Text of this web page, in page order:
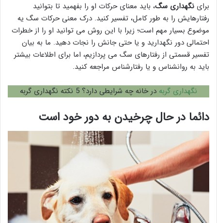
برای نگهداری سگ، باید معنای حرکات او را بفهمید تا بتوانید
رفتارهایش را به طور کامل، تفسیر کنید. درک معنی حرکات سگ یه
موضوع بسیار مهم است؛ زیرا با این روش می توانید او را از خطرات
احتمالی دور نگهدارید و یا حتی جانش را نجات دهید. ما به بیان
تفسیر قسمتی از رفتارهای سگ می پردازیم، اما برای اطلاعات بیشتر
باید به روانشناس و یا رفتارشناس مراجعه کنید.
نگهداری گربه در خانه چه شرایطی دارد؟ 5 نکته نگهداری گربه
دائما در حال چرخیدن به دور خود است